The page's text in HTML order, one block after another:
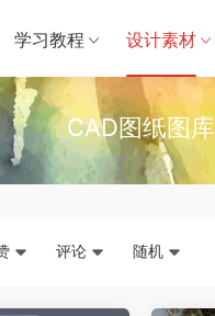
学习教程 设计素材
CAD图纸图库
评论 随机